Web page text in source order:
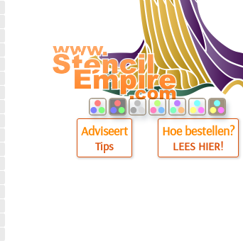
Adviseert
Tips
Hoe bestellen?
LEES HIER!